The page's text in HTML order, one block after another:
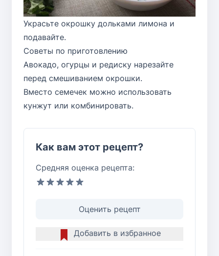
Украсьте окрошку дольками лимона и
подавайте.
Советы по приготовлению
Авокадо, огурцы и редиску нарезайте
перед смешиванием окрошки.
Вместо семечек можно использовать
кунжут или комбинировать.
Как вам этот рецепт?
Средняя оценка рецепта:
Оценить рецепт
Добавить в избранное